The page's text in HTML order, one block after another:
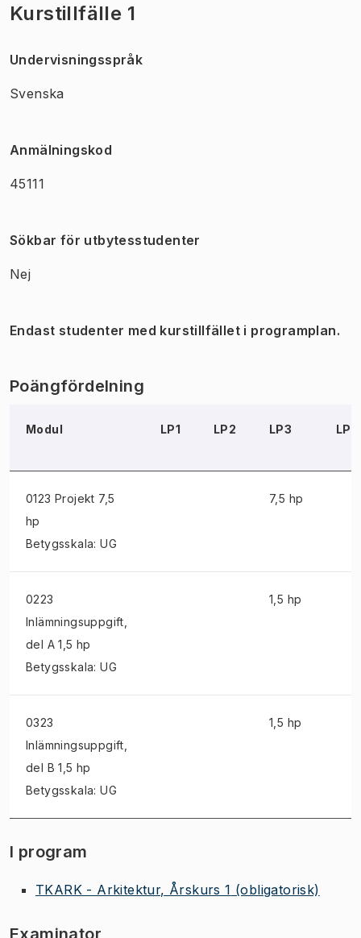
Kurstillfälle 1
Undervisningsspråk
Svenska
Anmälningskod
45111
Sökbar för utbytesstudenter
Nej
Endast studenter med kurstillfället i programplan.
Poängfördelning
Modul LP1 LP2 LP3 LP4
0123 Projekt 7,5
hp
Betygsskala: UG
7,5 hp
0223
Inlämningsuppgift
del A 1,5 hp
Betygsskala: UG
1,5 hp
0323
Inlämningsuppgift
del B 1,5 hp
Betygsskala: UG
1,5 hp
I program
TKARK - Arkitektur, Årskurs 1 (obligatorisk)
Examinator